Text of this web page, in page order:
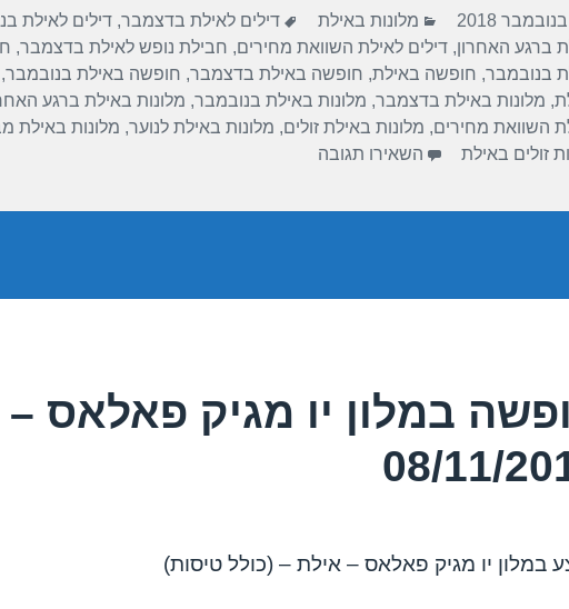
o
o
k
p
p
m
קטגוריות
מלונות באילת תגיות
דילים לאילת בדצמבר,דילים לאילת
ברגע האחרון,דילים לאילת השוואת מחירים, חבילת נופש לאילת בדצמבר,
בנובמבר, חופשה באילת, חופשה באילת בדצמבר, חופשה באילת בנובמבר,
, מלונות באילת בדצמבר, מלונות באילת בנובמבר, מלונות באילת ברגע
השוואת מחירים, מלונות באילת זולים, מלונות באילת לנוער, מלונות באילת
זולים באילת
השאירו תגובה
במלון יו מגיק פאלאס
08/11/
במלון יו מגיק פאלאס – אילת – (כולל טיסות)